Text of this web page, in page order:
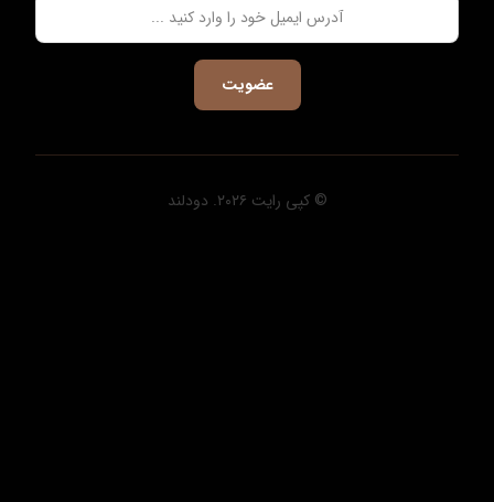
عضویت
© کپی رایت ۲۰۲۶. دودلند